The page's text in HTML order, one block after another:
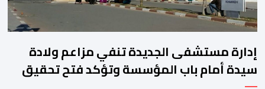
إدارة مستشفى الجديدة تنفي مزاعم ولادة
سيدة أمام باب المؤسسة وتؤكد فتح تحقيق